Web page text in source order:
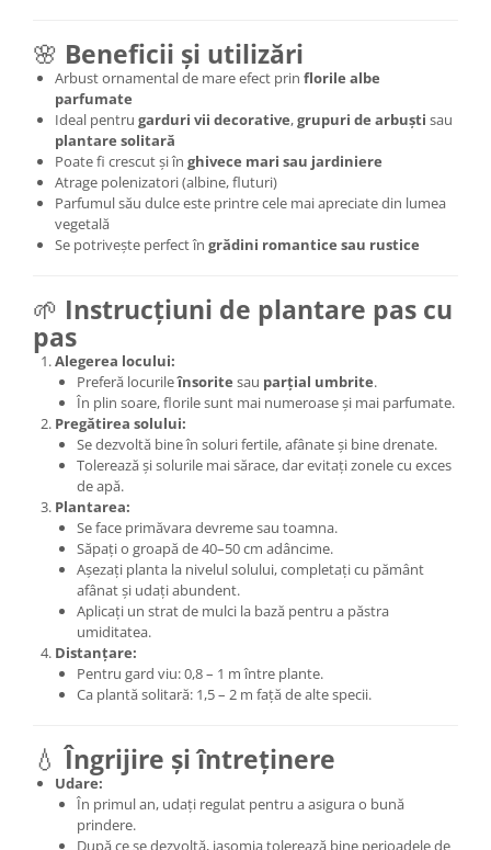
🌸 Beneficii și utilizări
Arbust ornamental de mare efect prin florile albe
parfumate
Ideal pentru garduri vii decorative,grupuri de arbuști sau
plantare solitară
Poate fi crescut și în ghivece mari sau jardiniere
Atrage polenizatori (albine, fluturi)
Parfumul său dulce este printre cele mai apreciate din lumea
vegetală
Se potrivește perfect în grădini romantice sau rustice
🌱 Instrucțiuni de plantare pas cu
pas
Alegerea locului:
Preferă locurileînsorite sau parțial umbrite.
În plin soare, florile sunt mai numeroase și mai parfumate.
Pregătirea solului:
Se dezvoltă bine în soluri fertile, afânate și bine drenate.
Tolerează și solurile mai sărace, dar evitați zonele cu exces
de apă.
Plantarea:
Se face primăvara devreme sau toamna.
Săpați o groapă de 40–50 cm adâncime.
Așezați planta la nivelul solului, completați cu pământ
afânat și udați abundent.
Aplicați un strat de mulci la bază pentru a păstra
umiditatea.
Distanțare:
Pentru gard viu: 0,8 – 1 m între plante.
Ca plantă solitară: 1,5 – 2 m față de alte specii.
💧Îngrijire și întreținere
Udare:
În primul an, udați regulat pentru a asigura o bună
prindere.
După ce se dezvoltă, iasomia tolerează bine perioadele de